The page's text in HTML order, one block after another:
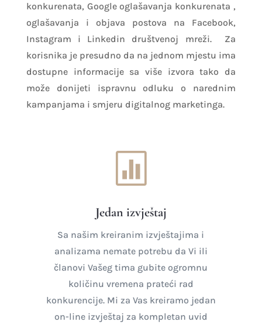
konkurenata, Google oglašavanja konkurenata ,
oglašavanja i objava postova na Facebook,
Instagram i Linkedin društvenoj mreži. Za
korisnika je presudno da na jednom mjestu ima
dostupne informacije sa više izvora tako da
može donijeti ispravnu odluku o narednim
kampanjama i smjeru digitalnog marketinga.

Jedan izvještaj
Sa našim kreiranim izvještajima i
analizama nemate potrebu da Vi ili
članovi Vašeg tima gubite ogromnu
količinu vremena prateći rad
konkurencije. Mi za Vas kreiramo jedan
on-line izvještaj za kompletan uvid